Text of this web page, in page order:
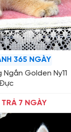
365 NGÀY
Golden Ny11
7 NGÀY